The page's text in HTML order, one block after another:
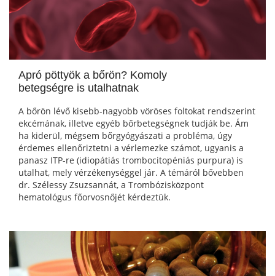
Apró pöttyök a bőrön? Komoly
betegségre is utalhatnak
A bőrön lévő kisebb-nagyobb vöröses foltokat rendszerint
ekcémának, illetve egyéb bőrbetegségnek tudják be. Ám
ha kiderül, mégsem bőrgyógyászati a probléma, úgy
érdemes ellenőriztetni a vérlemezke számot, ugyanis a
panasz ITP-re (idiopátiás trombocitopéniás purpura) is
utalhat, mely vérzékenységgel jár. A témáról bővebben
dr. Szélessy Zsuzsannát, a Trombózisközpont
hematológus főorvosnőjét kérdeztük.